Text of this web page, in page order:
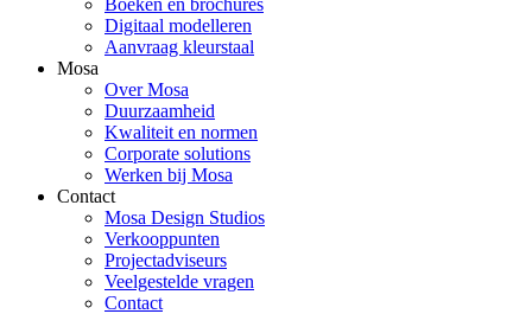
Boeken en brochures
Digitaal modelleren
Aanvraag kleurstaal
Mosa
Over Mosa
Duurzaamheid
Kwaliteit en normen
Corporate solutions
Werken bij Mosa
Contact
Mosa Design Studios
Verkooppunten
Projectadviseurs
Veelgestelde vragen
Contact